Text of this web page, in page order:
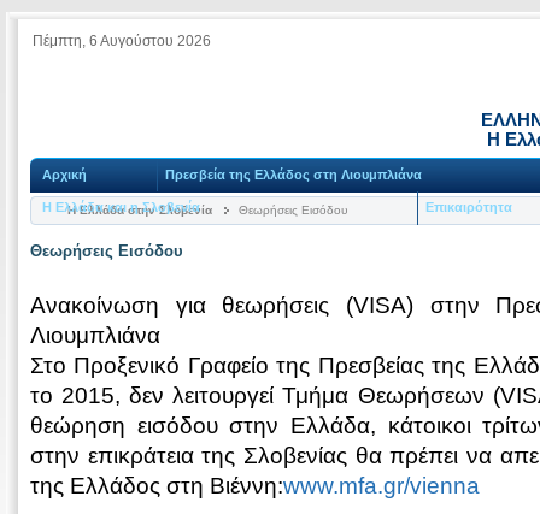
Πέμπτη, 6 Αυγούστου 2026
Η
Αρχική Πρεσβεία της Ελλάδος στη Λιουμπλιάνα
Η Ελλάδα και η Σλοβενία Επικαιρότητα
Η Ελλάδα στην Σλοβενία Θεωρήσεις Εισόδου
Θεωρήσεις Εισόδου
Ανακοίνωση για θεωρήσεις (VISA) στην
Λιουμπλιάνα
Στο Προξενικό Γραφείο της Πρεσβείας της
το 2015, δεν λειτουργεί Τμήμα Θεωρήσεων
θεώρηση εισόδου στην Ελλάδα, κάτοικοι
στην επικράτεια της Σλοβενίας θα πρέπει να
της Ελλάδος στη Βιέννη:www.mfa.gr/vienna